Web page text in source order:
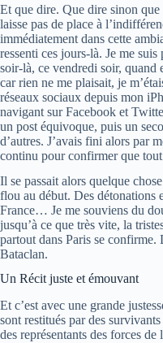
Et que dire. Que dire sinon
laisse pas de place à
immédiatement dans cette
ressenti ces jours-là. Je me
soir-là, ce vendredi soir, quand
car rien ne me plaisait, je
réseaux sociaux depuis mon
navigant sur Facebook et
un post équivoque, puis un
d’autres. J’avais fini alors par
continu pour confirmer que
Il se passait alors quelque
flou au début. Des détonations
France… Je me souviens du
jusqu’à ce que très vite, la
partout dans Paris se confirme.
Bataclan.
Un Récit juste et émouvant
Et c’est avec une grande
sont restitués par des
des représentants des forces